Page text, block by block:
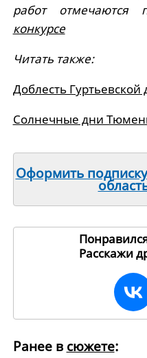
работ отмечаются
конкурсе
Читать также:
Доблесть Гуртьевской
Солнечные дни
Оформить
Расскажи
Ранее в сюжете: